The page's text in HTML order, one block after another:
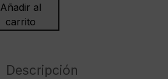
Añadir al
carrito
Descripción